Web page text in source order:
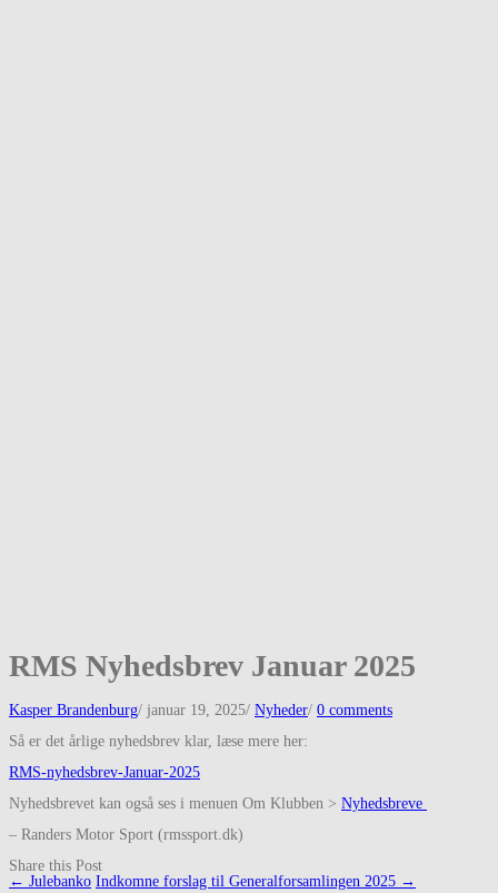
RMS Nyhedsbrev Januar 2025
Kasper Brandenburg/ januar 19, 2025/ Nyheder/ 0 comments
Så er det årlige nyhedsbrev klar, læse mere her:
RMS-nyhedsbrev-Januar-2025
Nyhedsbrevet kan også ses i menuen Om Klubben > Nyhedsbreve
– Randers Motor Sport (rmssport.dk)
Share this Post
Post
← Julebanko Indkomne forslag til Generalforsamlingen 2025 →